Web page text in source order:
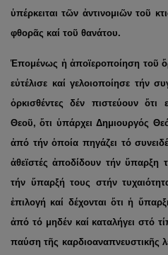
ὑπέρκειται τῶν ἀντινομιῶν τοῦ
φθορᾶς καί τοῦ θανάτου.
Ἑπομένως ἡ ἀποϊεροποίηση τοῦ
εὐτέλισε καί γελοιοποίησε τήν
ὁρκισθέντες δέν πιστεύουν ὅτι
Θεοῦ, ὅτι ὑπάρχει Δημιουργός
ἀπό τήν ὁποία πηγάζει τό
ἀθεϊστές ἀποδίδουν τήν ὕπαρξη
τήν ὕπαρξή τους στήν
ἐπιλογή καί δέχονται ὅτι ἡ
ἀπό τό μηδέν καί καταλήγει στό
παύση τῆς καρδιοαναπνευστικῆς